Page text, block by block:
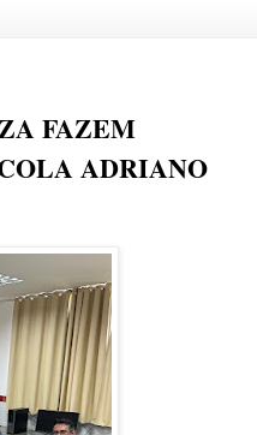
FAZEM
ADRIANO